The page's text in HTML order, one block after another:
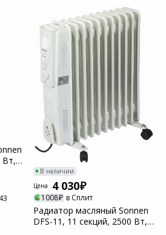
Вт,
В наличии
Цена
4 030
1008 в Сплит
Радиатор масляный Sonnen
DFS-11, 11 секций, 2500 Вт,